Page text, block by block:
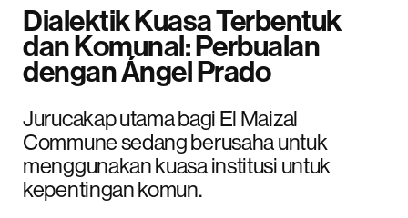
Dialektik Kuasa Terbentuk
dan Komunal: Perbualan
dengan Ángel Prado
Jurucakap utama bagi El Maizal
Commune sedang berusaha untuk
menggunakan kuasa institusi untuk
kepentingan komun.